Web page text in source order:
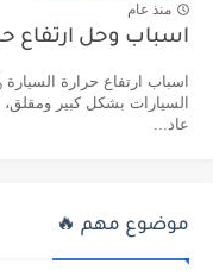
منذ عام
اسباب وحل ارتفاع
اسباب ارتفاع حرارة
السيارات بشكل كبير
عاد...
موضوع مهم 🔥